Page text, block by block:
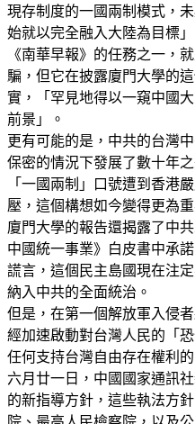
現存制度的一國兩制模式，
始就以完全融入大陸為目標」
《南華早報》的任務之一，
騙，但它在披露廈門大學的
實，「罕見地得以一窺中國
前景」。
更有可能的是，中共的台灣
保密的情況下發展了數十年
「一國兩制」口號遭到香港
壓，這個構想如今變得更為重
廈門大學的報告還揭露了中
中國統一事業》白皮書中承
謊言，這個民主島國現在注
納入中共的全面統治。
但是，在第一個解放軍入侵
經加速啟動對台灣人民的「
任何支持台灣自由存在權利
六月廿一日，中國國家通訊
的新指導方針，這些執法方